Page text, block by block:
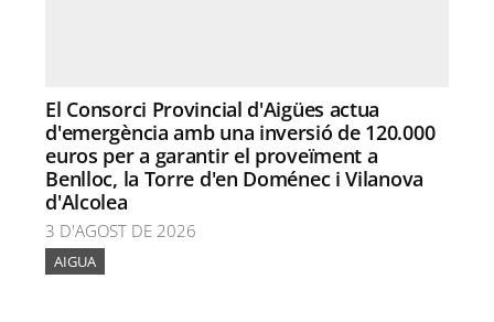
El Consorci Provincial d'Aigües actua
d'emergència amb una inversió de 120.000
euros per a garantir el proveïment a
Benlloc, la Torre d'en Doménec i Vilanova
d'Alcolea
3 D'AGOST DE 2026
AIGUA